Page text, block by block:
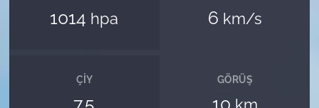
1014 hpa 6 km/s
ÇIY GÖRÜŞ